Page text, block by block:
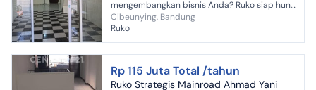
mengembangkan bisnis Anda? Ruko siap huni
ini terletak di kawasan ramai dan jalur utama
Sukamiskin, Bandung. Pilihan t...
Cibeunying, Bandung
Ruko
Rp 115 Juta Total /tahun
Ruko Strategis Mainroad Ahmad Yani